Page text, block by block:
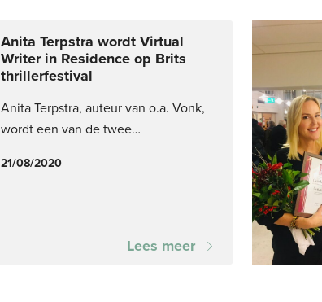
21/08/2020
Anita Terpstra wordt Virtual
Writer in Residence op Brits
thrillerfestival
Anita Terpstra, auteur van o.a. Vonk,
wordt een van de twee…
Lees meer